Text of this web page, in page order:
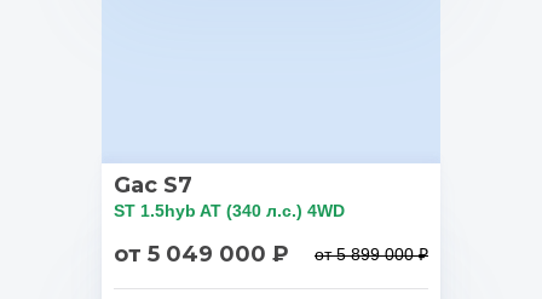
Gac S7
ST 1.5hyb AT (340 л.с.) 4WD
от 5 049 000 ₽ от 5 899 000 ₽